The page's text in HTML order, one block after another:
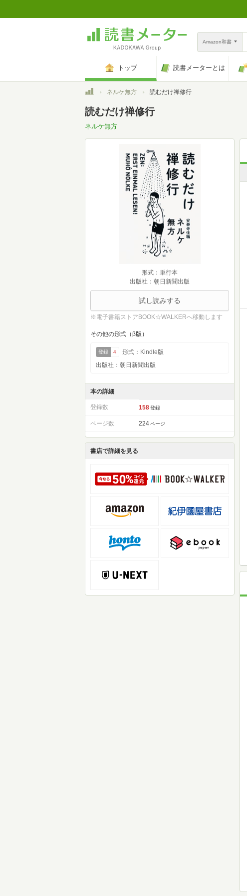
Amazon和書
トップ 読書メーターとは
トップネルケ無方 読むだけ禅修行
読むだけ禅修行
ネルケ無方
形式：単行本
出版社：朝日新聞出版
試し読みする
※電子書籍ストアBOOK☆WALKERへ移動します
その他の形式（β版）
登録 4
形式：Kindle版
出版社：朝日新聞出版
本の詳細
登録数 158 登録
ページ数 224 ページ
書店で詳細を見る